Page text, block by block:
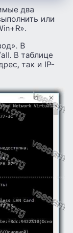
два
или
В
В таблице
так и IP-